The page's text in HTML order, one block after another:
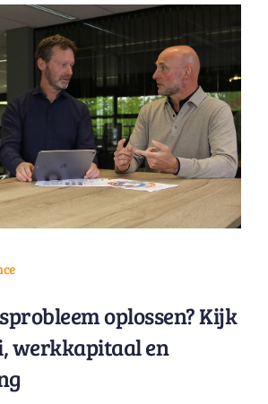
oplossen? Kijk
werkkapitaal en